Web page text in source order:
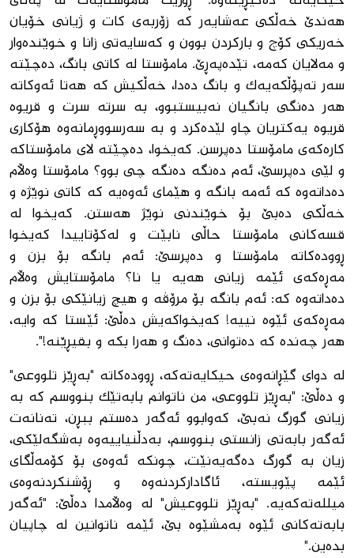
هەندێ خەڵکی عەشایەر کە زۆربەی کات و ژیانی خۆیان
خەریکی کۆچ و بارکردن بوون و کەسایەتی زانا و خوێندەوار
و مەلایان کەمە، تێدەپەڕێ. مامۆستا لە کاتی بانگ، دەچێتە
سەر تەپۆڵکەیەک و بانگ دەدا، خەڵکیش کە هەتا ئەوکاتە
هەر دەنگی بانگیان نەبیستبوو، بە سرتە سرت و قریوە
قریوە یەکتریان چاو لێدەکرد و بە سەرسووڕمانەوە هۆکاری
کارەکەی مامۆستا دەپرسن. کەیخوا، دەچێتە لای مامۆستاکە
و لێی دەپرسێ، ئەم دەنگە دەنگە چی بوو؟ مامۆستا وەڵام
دەداتەوە کە ئەمە بانگە و هێمای ئەوەیە کە کاتی نوێژە و
خەڵکی دەبێ بۆ خوێندنی نوێژ هەستن. کەیخوا لە
قسەکانی مامۆستا حاڵی نابێت و لەکۆتاییدا کەیخوا
ڕوودەکاتە مامۆستا و دەپرسێ: ئەم بانگە بۆ بزن و
مەڕەکەی ئێمە زیانی هەیە یا نا؟ مامۆستایش وەڵام
دەداتەوە کە: ئەم بانگە بۆ مرۆڤە و هیچ زیانێکی بۆ بزن و
مەڕەکەی ئێوە نییە! کەیخواکەیش دەڵێ: ئێستا کە وایە،
هەر چەندە کە دەتوانی، دەنگ و هەرا بکە و بقیڕێنە!".
لە دوای گێڕانەوەی حیکایەتەکە، ڕوودەکاتە "بەڕێز تلووعی"
و دەڵێ: "بەڕێز تلووعی، من ناتوانم بابەتێک بنووسم کە بە
زیانی گورگ نەبێ، کەوابوو ئەگەر دەستم ببڕن، تەنانەت
ئەگەر بابەتی زانستی بنووسم، بەدڵنیاییەوە بەشگەلێکی،
زیان بە گورگ دەگەیەنێت، چونکە ئەوەی بۆ کۆمەڵگای
ئێمە پێویستە، ئاگادارکردنەوە و ڕۆشنکردنەوەی
میللەتەکەیە. "بەڕێز تلووعیش" لە وەڵامدا دەڵێ: "ئەگەر
بابەتەکانی ئێوە بەمشێوە بێ، ئێمە ناتوانین لە چاپیان
بدەین."